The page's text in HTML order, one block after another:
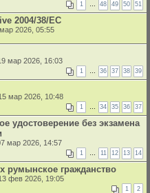
1 … 48 49 50 51
2004/38/EC
2026, 05:55
мар 2026, 16:03
1 … 36 37 38 39
мар 2026, 10:48
1 … 34 35 36 37
удостоверение без экзамена
мар 2026, 14:57
1 … 11 12 13 14
румынское гражданство
фев 2026, 19:05
1 2